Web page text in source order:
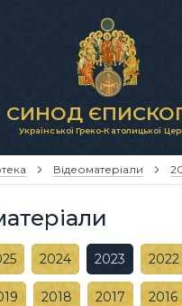
СИНОД
Української Греко-Католицької
Відеоматеріали
2024 2023 2022
2018 2017 2016